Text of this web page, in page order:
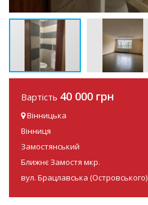
Вартість 40 000 грн
Вінницька
Вінниця
Замостянський
Ближнє Замостя мкр.
вул. Брацлавська (Островського)